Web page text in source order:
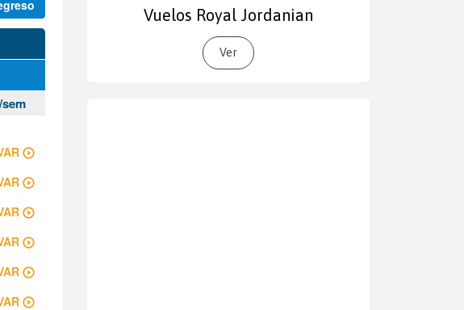
Vuelos Royal Jordanian
Ver